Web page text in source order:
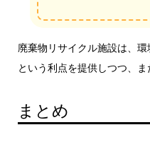
廃棄物リサイクル施設は、
という利点を提供しつつ、ま
まとめ